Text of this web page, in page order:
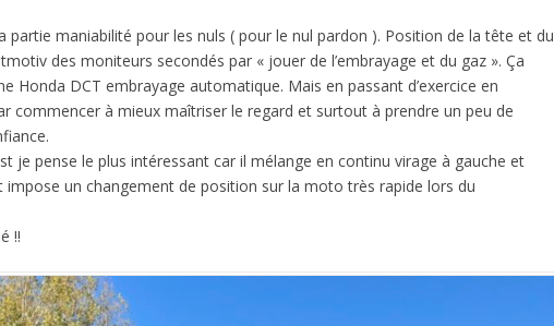
partie maniabilité pour les nuls ( pour le nul pardon ). Position de la tête et du
des moniteurs secondés par « jouer de l’embrayage et du gaz ». Ça
Honda DCT embrayage automatique. Mais en passant d’exercice en
commencer à mieux maîtriser le regard et surtout à prendre un peu de
je pense le plus intéressant car il mélange en continu virage à gauche et
impose un changement de position sur la moto très rapide lors du
!!